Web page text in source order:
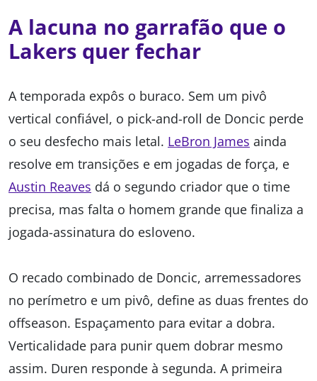
A lacuna no garrafão que o
Lakers quer fechar
A temporada expôs o buraco. Sem um pivô
vertical confiável, o pick-and-roll de Doncic perde
o seu desfecho mais letal. LeBron James ainda
resolve em transições e em jogadas de força, e
Austin Reaves dá o segundo criador que o time
precisa, mas falta o homem grande que finaliza a
jogada-assinatura do esloveno.
O recado combinado de Doncic, arremessadores
no perímetro e um pivô, define as duas frentes do
offseason. Espaçamento para evitar a dobra.
Verticalidade para punir quem dobrar mesmo
assim. Duren responde à segunda. A primeira